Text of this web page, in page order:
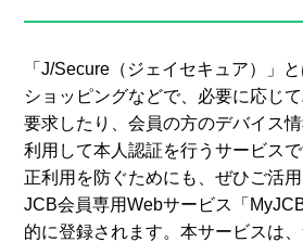
「J/Secure（ジェイセキュア）」
ショッピングなどで、必要に応じ
要求したり、会員の方のデバイス
利用して本人認証を行うサービス
正利用を防ぐためにも、ぜひご活用
JCB会員専用Webサービス「
的に登録されます。本サービスは、